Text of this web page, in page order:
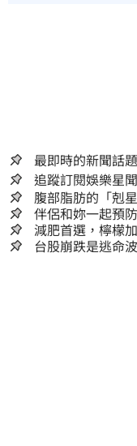
最即時的新聞話
追蹤訂閱娛樂星
腹部脂肪的「剋
囊，瘦出小蠻腰
伴侶和妳一起預
減肥首選，檸檬
人生
台股崩跌是逃命